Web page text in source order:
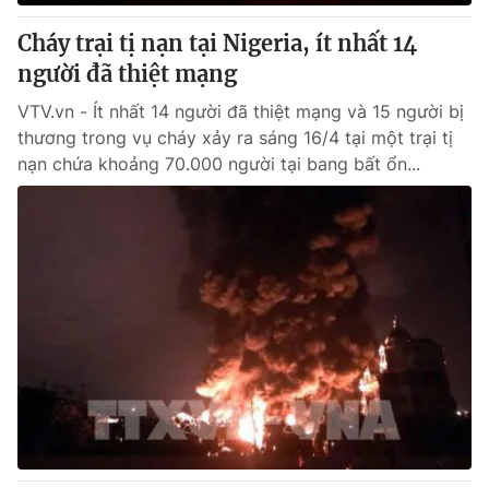
Cháy trại tị nạn tại Nigeria, ít nhất 14
người đã thiệt mạng
VTV.vn - Ít nhất 14 người đã thiệt mạng và 15 người bị
thương trong vụ cháy xảy ra sáng 16/4 tại một trại tị
nạn chứa khoảng 70.000 người tại bang bất ổn...